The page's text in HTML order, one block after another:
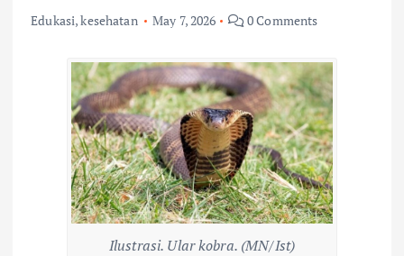
Edukasi,kesehatan May 7, 2026 0 Comments
Ilustrasi. Ular kobra. (MN/Ist)